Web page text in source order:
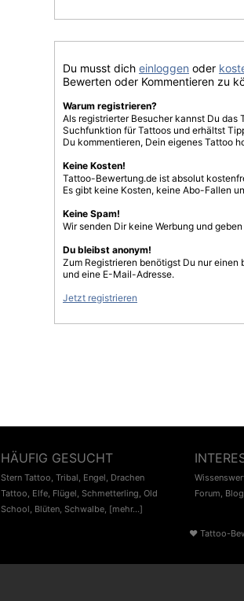
Du musst dich einloggen oder
Bewerten oder Kommentieren zu
Warum registrieren?
Als registrierter Besucher kannst Du
Suchfunktion für Tattoos und erhältst
Du kommentieren, Dein eigenes Tattoo
Keine Kosten!
Tattoo-Bewertung.de ist absolut
Es gibt keine Kosten, keine Abo-Fallen
Keine Spam!
Wir senden Dir keine Werbung und
Du bleibst anonym!
Zum Registrieren benötigst Du nur einen
und eine E-Mail-Adresse.
Jetzt registrieren
HÄUFIG GESUCHT
Stern Tattoo, Tribal, Engel, Drachen
Tattoo, Elfe, Flügel, Schmetterling, Old
School, Blüten, Schwalbe, [mehr...]
Forum, Blog
♥ Tattoo-